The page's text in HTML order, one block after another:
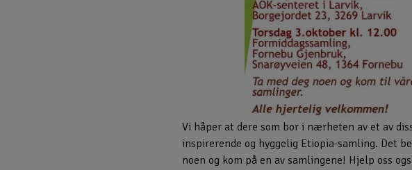
Vi håper at dere som bor i nærheten av et av
inspirerende og hyggelig Etiopia-samling. Det
noen og kom på en av samlingene! Hjelp oss